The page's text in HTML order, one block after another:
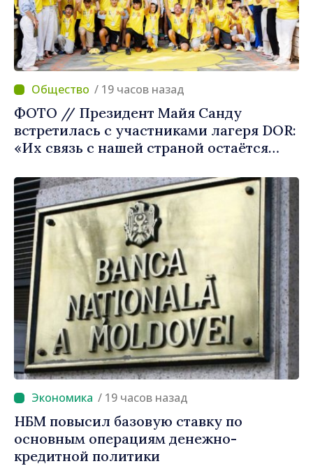
/ 19 часов назад
ФОТО // Президент Майя Санду
встретилась с участниками лагеря DOR:
«Их связь с нашей страной остаётся
/ 19 часов назад
НБМ повысил базовую ставку по
основным операциям денежно-
кредитной политики